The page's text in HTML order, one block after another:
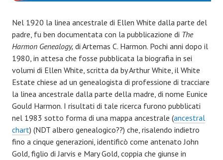
Nel 1920 la linea ancestrale di Ellen White dalla parte del
padre, fu ben documentata con la pubblicazione di The
Harmon Genealogy, di Artemas C. Harmon. Pochi anni dopo il
1980, in attesa che fosse pubblicata la biografia in sei
volumi di Ellen White, scritta da by Arthur White, il White
Estate chiese ad un genealogista di professione di tracciare
la linea ancestrale dalla parte della madre, di nome Eunice
Gould Harmon. I risultati di tale ricerca furono pubblicati
nel 1983 sotto forma di una mappa ancestrale (ancestral
chart) (NDT albero genealogico??) che, risalendo indietro
fino a cinque generazioni, identificò come antenato John
Gold, figlio di Jarvis e Mary Gold, coppia che giunse in